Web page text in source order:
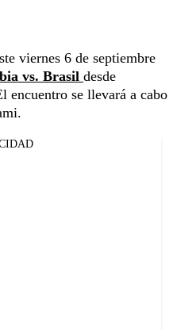
viernes 6 de septiembre
vs. Brasil desde
se llevará a cabo